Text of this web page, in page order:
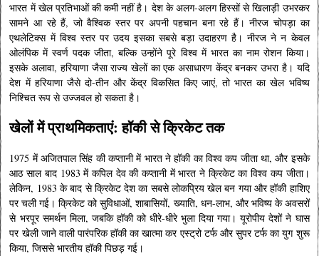
भारत में खेल प्रतिभाओं की कमी नहीं है। देश के अलग-अलग हिस्सों से खिलाड़ी उभरकर
सामने आ रहे हैं, जो वैश्विक स्तर पर अपनी पहचान बना रहे हैं। नीरज चोपड़ा का
एथलेटिक्स में विश्व स्तर पर उदय इसका सबसे बड़ा उदाहरण है। नीरज ने न केवल
ओलंपिक में स्वर्ण पदक जीता, बल्कि उन्होंने पूरे विश्व में भारत का नाम रोशन किया।
इसके अलावा, हरियाणा जैसा राज्य खेलों का एक असाधारण केंद्र बनकर उभरा है। यदि
देश में हरियाणा जैसे दो-तीन और केंद्र विकसित किए जाएं, तो भारत का खेल भविष्य
निश्चित रूप से उज्जवल हो सकता है।
खेलों में प्राथमिकताएं: हॉकी से क्रिकेट तक
1975 में अजितपाल सिंह की कप्तानी में भारत ने हॉकी का विश्व कप जीता था, और इसके
आठ साल बाद 1983 में कपिल देव की कप्तानी में भारत ने क्रिकेट का विश्व कप जीता।
लेकिन, 1983 के बाद से क्रिकेट देश का सबसे लोकप्रिय खेल बन गया और हॉकी हाशिए
पर चली गई। क्रिकेट को सुविधाओं, शाबासियों, ख्याति, धन-लाभ, और भविष्य के अवसरों
से भरपूर समर्थन मिला, जबकि हॉकी को धीरे-धीरे भुला दिया गया। यूरोपीय देशों ने घास
पर खेली जाने वाली पारंपरिक हॉकी का खात्मा कर एस्ट्रो टर्फ और सुपर टर्फ का युग शुरू
किया, जिससे भारतीय हॉकी पिछड़ गई।